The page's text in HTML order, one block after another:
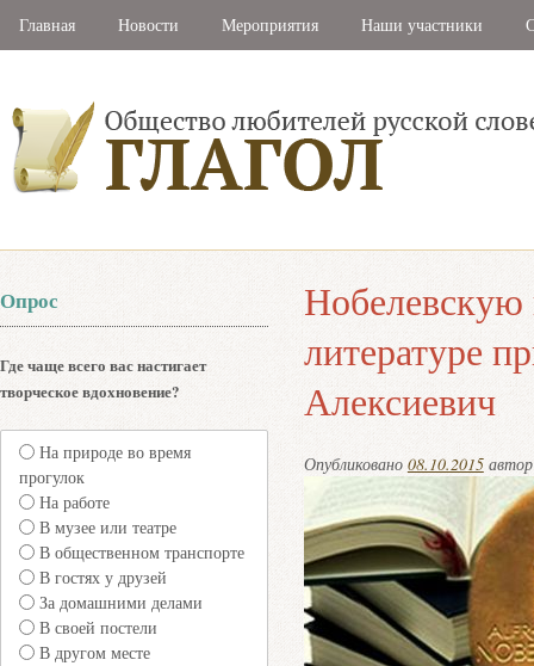
Главная Новости Мероприятия Наши участники
литературе
Алексиевич
Опубликовано 08.10.2015
Опрос
Где чаще всего вас настигает
творческое вдохновение?
На природе во время
прогулок
На работе
В музее или театре
В общественном транспорте
В гостях у друзей
За домашними делами
В своей постели
В другом месте